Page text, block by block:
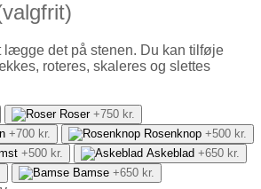
lægge det på stenen. Du kan tilføje
roteres, skaleres og slettes
Roser +750 kr.
+700 kr. Rosenknop +500 kr.
+500 kr. Askeblad +650 kr.
Bamse +650 kr.